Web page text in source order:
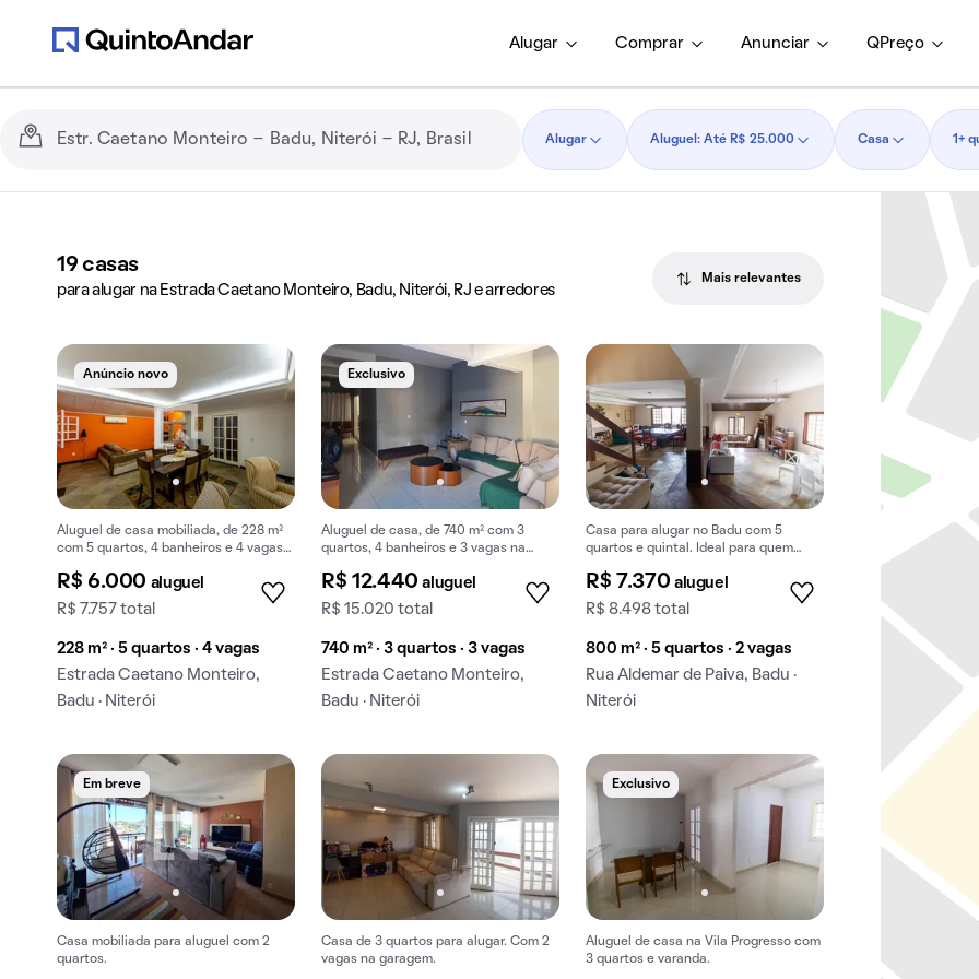
Alugar Comprar Anunciar QPreço
Alugar Aluguel: Até R$ 25.000 Casa 1+
19 casas
para alugar na Estrada Caetano Monteiro, Badu, Niterói, RJ e arredores
Mais relevantes
Anúncio novo
Aluguel de casa mobiliada, de 228 m²
com 5 quartos, 4 banheiros e 4 vagas
R$ 6.000 aluguel
R$ 7.757 total
228 m² · 5 quartos · 4 vagas
Estrada Caetano Monteiro,
Badu · Niterói
Exclusivo
Aluguel de casa, de 740 m² com 3
quartos, 4 banheiros e 3 vagas na
R$ 12.440aluguel
R$ 15.020 total
740 m² · 3 quartos · 3 vagas
Estrada Caetano Monteiro,
Badu · Niterói
Casa para alugar no Badu com 5
quartos e quintal. Ideal para quem
R$ 7.370 aluguel
R$ 8.498 total
800 m² · 5 quartos · 2 vagas
Rua Aldemar de Paiva, Badu ·
Niterói
Em breve
Casa mobiliada para aluguel com 2
quartos.
Casa de 3 quartos para alugar. Com 2
vagas na garagem.
Exclusivo
Aluguel de casa na Vila Progresso com
3 quartos e varanda.